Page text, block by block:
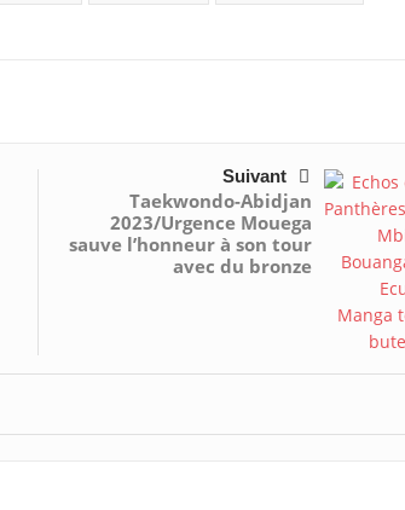
Suivant
Taekwondo-Abidjan
2023/Urgence Mouega
sauve l’honneur à son tour
avec du bronze